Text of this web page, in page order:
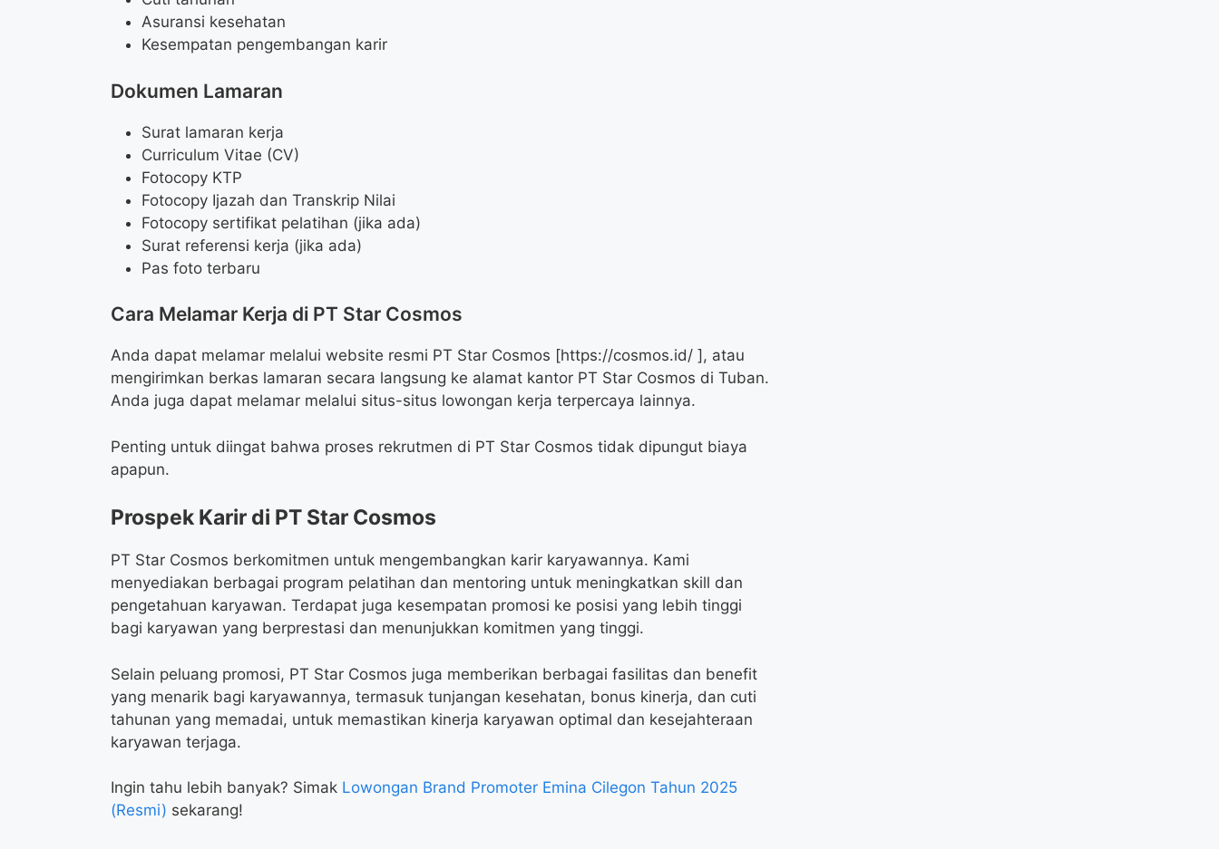
Asuransi kesehatan
Kesempatan pengembangan karir
Dokumen Lamaran
Surat lamaran kerja
Curriculum Vitae (CV)
Fotocopy KTP
Fotocopy Ijazah dan Transkrip Nilai
Fotocopy sertifikat pelatihan (jika ada)
Surat referensi kerja (jika ada)
Pas foto terbaru
Cara Melamar Kerja di PT Star Cosmos
Anda dapat melamar melalui website resmi PT Star Cosmos [https://cosmos.id/ ], atau
mengirimkan berkas lamaran secara langsung ke alamat kantor PT Star Cosmos di Tuban.
Anda juga dapat melamar melalui situs-situs lowongan kerja terpercaya lainnya.
Penting untuk diingat bahwa proses rekrutmen di PT Star Cosmos tidak dipungut biaya
apapun.
Prospek Karir di PT Star Cosmos
PT Star Cosmos berkomitmen untuk mengembangkan karir karyawannya. Kami
menyediakan berbagai program pelatihan dan mentoring untuk meningkatkan skill dan
pengetahuan karyawan. Terdapat juga kesempatan promosi ke posisi yang lebih tinggi
bagi karyawan yang berprestasi dan menunjukkan komitmen yang tinggi.
Selain peluang promosi, PT Star Cosmos juga memberikan berbagai fasilitas dan benefit
yang menarik bagi karyawannya, termasuk tunjangan kesehatan, bonus kinerja, dan cuti
tahunan yang memadai, untuk memastikan kinerja karyawan optimal dan kesejahteraan
karyawan terjaga.
Ingin tahu lebih banyak? Simak Lowongan Brand Promoter Emina Cilegon Tahun 2025
(Resmi) sekarang!